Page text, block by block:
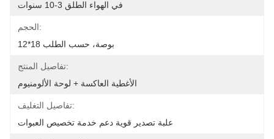
في الهواء الطلق 3-10 سنوات
الحجم:
12*18 بوصة، حسب الطلب
تفاصيل المنتج:
الأغطية العاكسة + لوحة الألومنيوم
تفاصيل التغليف:
علبة تصدير قوية دعم خدمة تخصيص العبوات